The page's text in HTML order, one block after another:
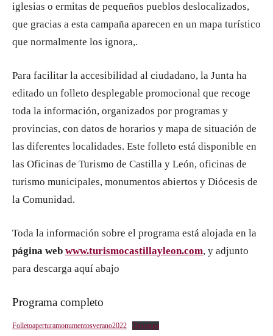
iglesias o ermitas de pequeños pueblos deslocalizados,
que gracias a esta campaña aparecen en un mapa turístico
que normalmente los ignora,.
Para facilitar la accesibilidad al ciudadano, la Junta ha
editado un folleto desplegable promocional que recoge
toda la información, organizados por programas y
provincias, con datos de horarios y mapa de situación de
las diferentes localidades. Este folleto está disponible en
las Oficinas de Turismo de Castilla y León, oficinas de
turismo municipales, monumentos abiertos y Diócesis de
la Comunidad.
Toda la información sobre el programa está alojada en la
página web www.turismocastillayleon.com, y adjunto
para descarga aquí abajo
Programa completo
Folletoaperturamonumentosverano2022 Descarga